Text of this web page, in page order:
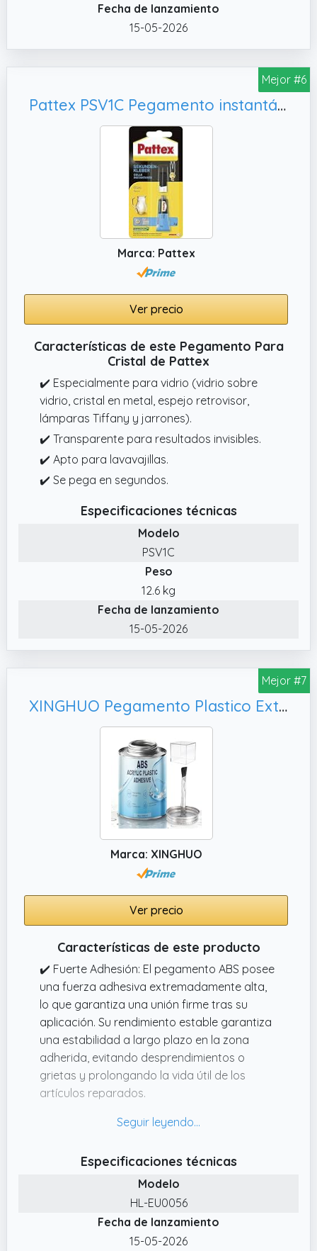
tras la aplicación, reduce el tiempo de
espera, mejora la eficiencia del trabajo y se
✔️ Excelentes Características: Posee buenas
propiedades impermeables y a prueba de
humedad. Incluso en ambientes húmedos, no
se ve afectado fácilmente por la humedad
después de la unión y se mantiene estable
durante mucho tiempo, impermeable y
✔️ Firme y Duradero: WEILAOK Pegamento
para Plastico ofrece alta resistencia
para la unión de diversos materiales, no se
desprende ni agrieta fácilmente y se
mantiene estable tras un uso prolongado
Fecha de lanzamiento
15-05-2026
Mejor #6
Pattex PSV1C Pegamento instantáneo, líquido 3 g
Marca: Pattex
Ver precio
Características de este Pegamento Para
Cristal de Pattex
✔️ Especialmente para vidrio (vidrio sobre
vidrio, cristal en metal, espejo retrovisor,
lámparas Tiffany y jarrones).
✔️ Transparente para resultados invisibles.
✔️ Apto para lavavajillas.
✔️ Se pega en segundos.
Especificaciones técnicas
Modelo
PSV1C
Peso
12.6 kg
Fecha de lanzamiento
15-05-2026
Mejor #7
XINGHUO Pegamento Plastico Extrafuerte, Metal y Cerámica
Marca: XINGHUO
Ver precio
Características de este producto
✔️ Fuerte Adhesión: El pegamento ABS posee
una fuerza adhesiva extremadamente alta,
lo que garantiza una unión firme tras su
aplicación. Su rendimiento estable garantiza
una estabilidad a largo plazo en la zona
adherida, evitando desprendimientos o
grietas y prolongando la vida útil de los
artículos reparados.
para metacrilato logra un rápido secado y
minutos tras su aplicación, alcanzando el
tiempo de curado óptimo en 24 horas. Esto
reduce el tiempo de espera, mejorando la
eficiencia en proyectos de reparación o
bricolaje y satisfaciendo las necesidades de
Especificaciones técnicas
Modelo
HL-EU0056
Fecha de lanzamiento
15-05-2026